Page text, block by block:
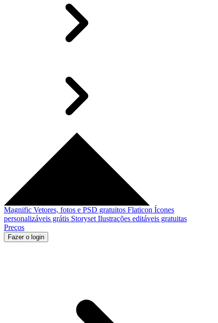
Magnific Vetores, fotos e PSD gratuitos Flaticon Ícones
personalizáveis grátis Storyset Ilustrações editáveis gratuitas
Preços
Fazer o login